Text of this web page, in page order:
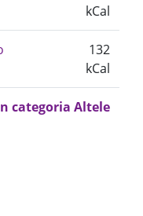
kCal
132
kCal
categoria Altele